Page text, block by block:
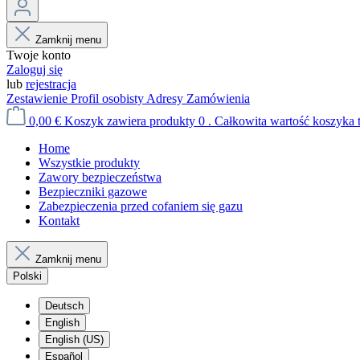
Zamknij menu
Twoje konto
Zaloguj się
lub rejestracja
Zestawienie Profil osobisty Adresy Zamówienia
0,00 € Koszyk zawiera produkty 0 . Całkowita wartość koszyka
Home
Wszystkie produkty
Zawory bezpieczeństwa
Bezpieczniki gazowe
Zabezpieczenia przed cofaniem się gazu
Kontakt
Zamknij menu
Polski
Deutsch
English
English (US)
Español